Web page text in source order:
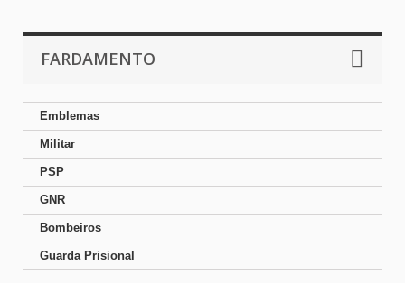
FARDAMENTO
Emblemas
Militar
PSP
GNR
Bombeiros
Guarda Prisional